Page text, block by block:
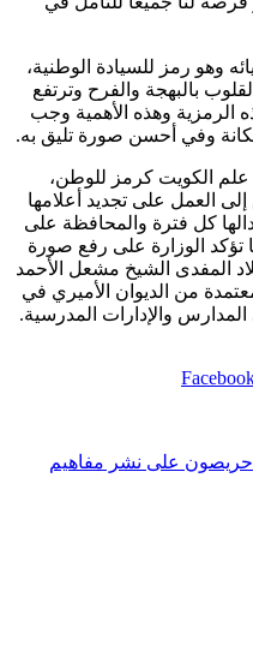
وهو رمز للسيادة الوطنية،
بالبهجة والفرح وترتفع
الرمزية وهذه الأهمية وجب
وفي أحسن صورة تليق به.
علم الكويت كرمز للوطن،
العمل على تجديد أعلامها
كل فترة والمحافظة على
تؤكد الوزارة على رفع صورة
المفدى الشيخ مشعل الأحمد
من الديوان الأميري في
والإدارات المدرسية.
على نشر مفاهيم